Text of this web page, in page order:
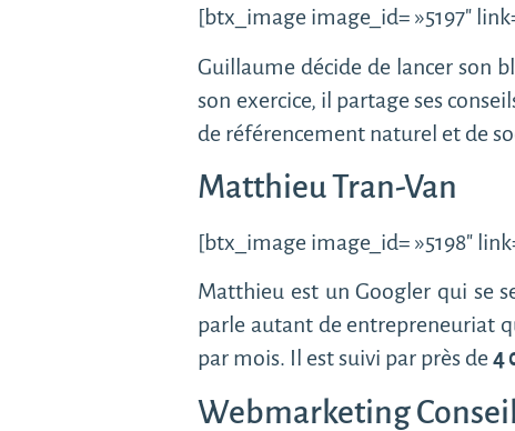
[btx_image image_id= »5197″
Guillaume décide de lancer son
son exercice, il partage ses
de référencement naturel et de
Matthieu Tran-Van
[btx_image image_id= »5198″
Matthieu est un Googler qui se
parle autant de entrepreneuriat
par mois. Il est suivi par près de4
Webmarketing Conseil